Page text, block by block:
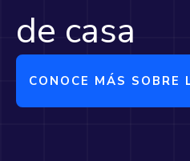
de casa
CONOCE MÁS SOBRE